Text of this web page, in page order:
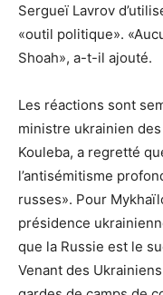
Sergueï Lavrov
«outil politique».
Shoah», a-t-il ajouté.
Les réactions sont
ministre ukrainien
Kouleba, a regretté
l’antisémitisme
russes». Pour
présidence
que la Russie est le
Venant des